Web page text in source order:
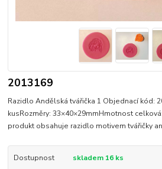
2013169
Razidlo Andělská tvářička 1 Objednací kód:
kusRozměry: 33×40×29mmHmotnost
produkt obsahuje razidlo motivem tvářičky
Dostupnost skladem 16 ks